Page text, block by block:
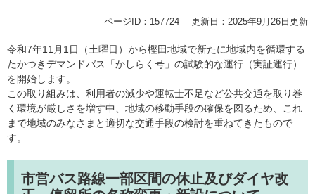
ページID：157724 更新日：2025年9月26日更新
令和7年11月1日（土曜日）から樫田地域で新たに地域内を循環する
たかつきデマンドバス「かしらく号」の試験的な運行（実証運行）
を開始します。
この取り組みは、利用者の減少や運転士不足など公共交通を取り巻
く環境が厳しさを増す中、地域の移動手段の確保を図るため、これ
まで地域のみなさまと適切な交通手段の検討を重ねてきたもので
す。
市営バス路線一部区間の休止及びダイヤ改